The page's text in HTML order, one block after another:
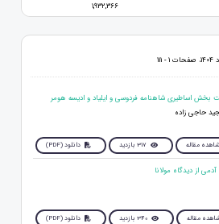
1,932,366
حاجی زاده
مقاله 317 بازدید دانلود (PDF)
مقاله 340 بازدید دانلود (PDF)